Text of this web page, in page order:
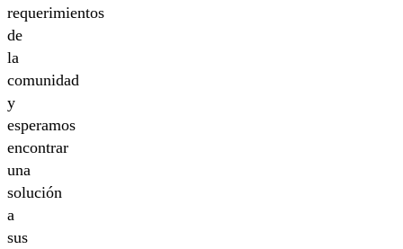
requerimientos
de
la
comunidad
y
esperamos
encontrar
una
solución
a
sus